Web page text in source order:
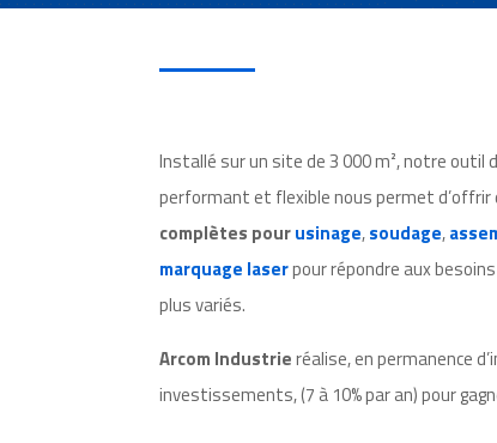
Installé sur un site de 3 000 m², notre outil
performant et flexible nous permet d’offrir
complètes pourusinage,soudage,
marquage laserpour répondre aux
plus variés.
Arcom Industrieréalise, en permanence
investissements, (7 à 10% par an) pour